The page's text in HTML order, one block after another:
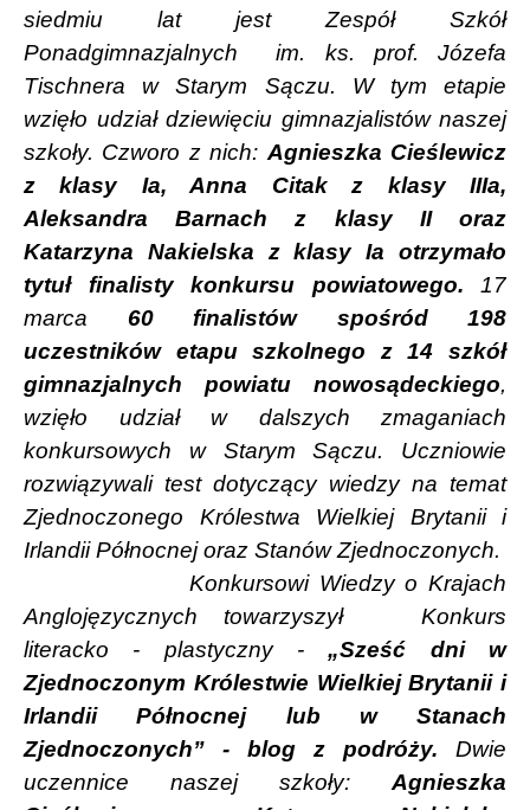
siedmiu lat jest Zespół Szkół
Ponadgimnazjalnych
im. ks. prof. Józefa
Tischnera w Starym Sączu. W tym etapie
wzięło udział dziewięciu gimnazjalistów naszej
szkoły. Czworo z nich: Agnieszka Cieślewicz
z klasy Ia, Anna Citak z klasy IIIa,
Aleksandra Barnach z klasy II oraz
Katarzyna Nakielska z klasy Ia otrzymało
tytuł finalisty konkursu powiatowego. 17
marca 60 finalistów spośród 198
uczestników etapu szkolnego z 14 szkół
gimnazjalnych powiatu nowosądeckiego,
wzięło udział w dalszych zmaganiach
konkursowych w Starym Sączu. Uczniowie
rozwiązywali test dotyczący wiedzy na temat
Zjednoczonego Królestwa Wielkiej Brytanii i
Irlandii Północnej oraz Stanów Zjednoczonych.
Konkursowi Wiedzy o Krajach
Anglojęzycznych towarzyszył
Konkurs
literacko - plastyczny -„Sześć dni w
Zjednoczonym Królestwie Wielkiej Brytanii i
Irlandii Północnej lub w Stanach
Zjednoczonych” - blog z podróży. Dwie
uczennice naszej szkoły: Agnieszka